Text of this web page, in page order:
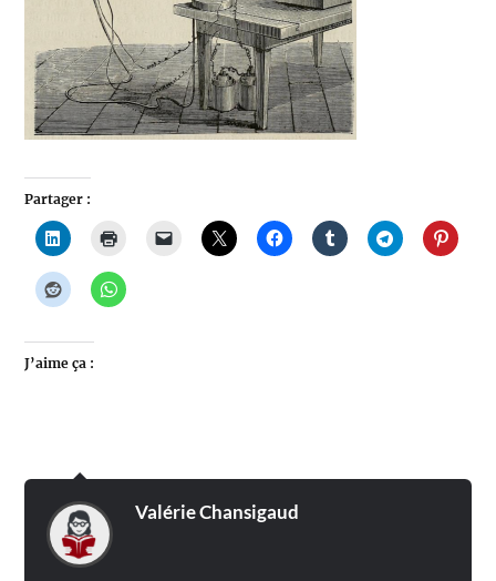
Partager :
J’aime ça :
Valérie Chansigaud